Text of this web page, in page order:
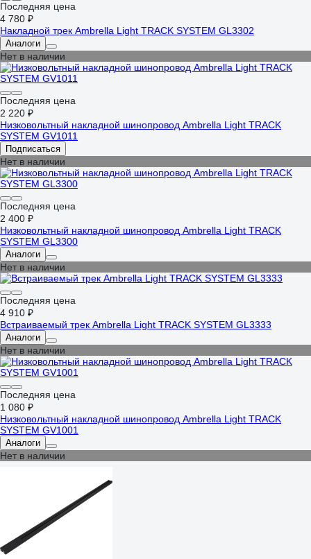
Последняя цена
4 780 ₽
Накладной трек Ambrella Light TRACK SYSTEM GL3302
Аналоги
Нет в наличии
Последняя цена
2 220 ₽
Низковольтный накладной шинопровод Ambrella Light TRACK
SYSTEM GV1011
Подписаться
Нет в наличии
Последняя цена
2 400 ₽
Низковольтный накладной шинопровод Ambrella Light TRACK
SYSTEM GL3300
Аналоги
Нет в наличии
Последняя цена
4 910 ₽
Встраиваемый трек Ambrella Light TRACK SYSTEM GL3333
Аналоги
Нет в наличии
Последняя цена
1 080 ₽
Низковольтный накладной шинопровод Ambrella Light TRACK
SYSTEM GV1001
Аналоги
Нет в наличии